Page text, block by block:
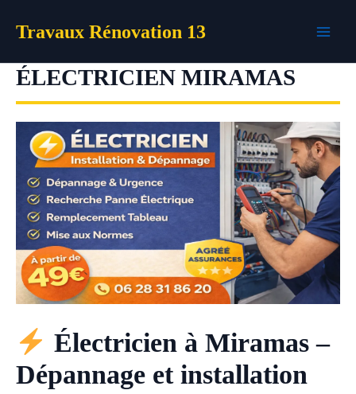
Travaux Rénovation 13
ÉLECTRICIEN MIRAMAS
Électricien à Miramas –
Dépannage et installation